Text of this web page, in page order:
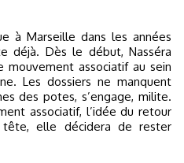
à Marseille dans les années
déjà. Dès le début, Nasséra
mouvement associatif au sein
Les dossiers ne manquent
des potes, s’engage, milite.
associatif, l’idée du retour
elle décidera de rester